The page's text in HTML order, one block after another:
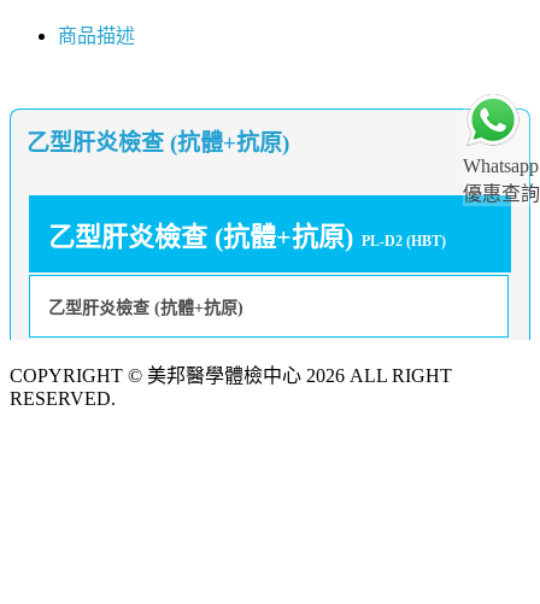
Whatsapp
優惠查詢
商品描述
乙型肝炎檢查 (抗體+抗原)
乙型肝炎檢查 (抗體+抗原) PL-D2 (HBT)
乙型肝炎檢查 (抗體+抗原)
COPYRIGHT © 美邦醫學體檢中心 2026 ALL RIGHT
RESERVED.